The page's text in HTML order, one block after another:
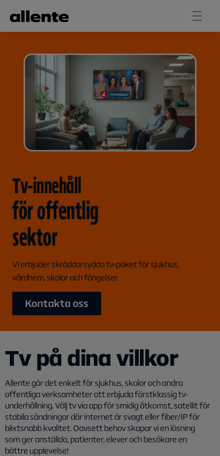
Tv-innehåll
för offentlig
sektor
Vi erbjuder skräddarsydda tv-paket för sjukhus,
vårdhem, skolor och fängelser.
Kontakta oss
Tv på dina villkor
Allente gör det enkelt för sjukhus, skolor och andra
offentliga verksamheter att erbjuda förstklassig tv-
underhållning. Välj tv via app för smidig åtkomst, satellit för
stabila sändningar där internet är svagt eller fiber/IP för
blixtsnabb kvalitet. Oavsett behov skapar vi en lösning
som ger anställda, patienter, elever och besökare en
bättre upplevelse!